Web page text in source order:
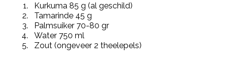
Kurkuma 85 g (al geschild)
Tamarinde 45 g
Palmsuiker 70-80 gr
Water 750 ml
Zout (ongeveer 2 theelepels)